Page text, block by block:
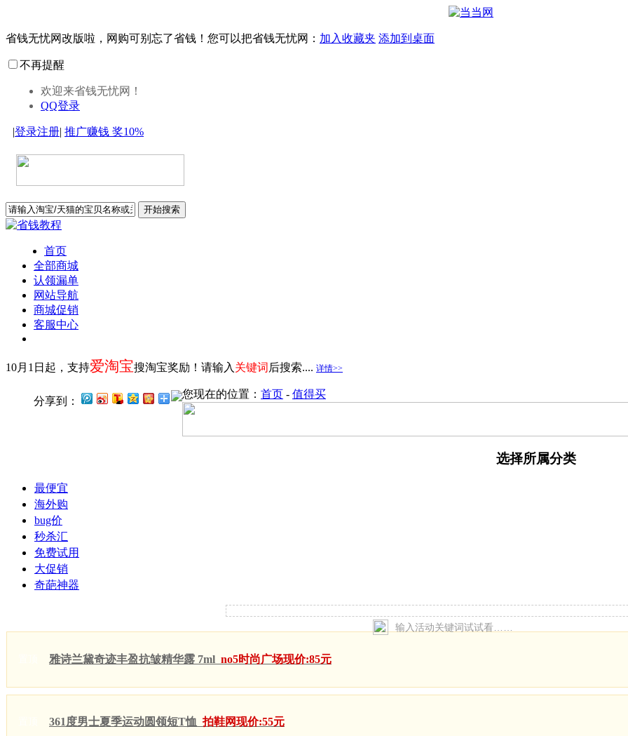
省钱无忧网改版啦，网购可别忘了省钱！您可以把省钱无忧网： 加入收藏夹 添加到桌面
不再提醒
欢迎来省钱无忧网！
QQ登录
|登录注册| 推广赚钱 奖10%
开始搜索
首页
全部商城
认领漏单
网站导航
商城促销
客服中心
10月1日起，支持爱淘宝搜淘宝奖励！请输入 关键词 后搜索.... 详情>>
分享到：
您现在的位置： 首页 - 值得买
选择所属分类
最便宜
海外购
bug价
秒杀汇
免费试用
大促销
奇葩神器
雅诗兰黛奇迹丰盈抗皱精华露 7ml no5时尚广场现价:85元
361度男士夏季运动圆领短T恤 拍鞋网现价:55元